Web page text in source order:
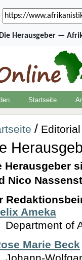
Die Herausgeber —